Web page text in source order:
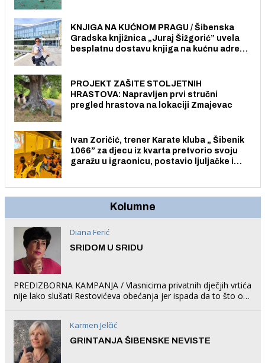
KNJIGA NA KUĆNOM PRAGU / Šibenska
Gradska knjižnica „Juraj Šižgorić” uvela
besplatnu dostavu knjiga na kućnu adresu
PROJEKT ZAŠITE STOLJETNIH
HRASTOVA: Napravljen prvi stručni
pregled hrastova na lokaciji Zmajevac
Ivan Zoričić, trener Karate kluba „ Šibenik
1066” za djecu iz kvarta pretvorio svoju
garažu u igraonicu, postavio ljuljačke i
Kolumne
Diana Ferić
SRIDOM U SRIDU
PREDIZBORNA KAMPANJA / Vlasnicima privatnih dječjih vrtića
nije lako slušati Restovićeva obećanja jer ispada da to što oni
Karmen Jelčić
GRINTANJA ŠIBENSKE NEVISTE